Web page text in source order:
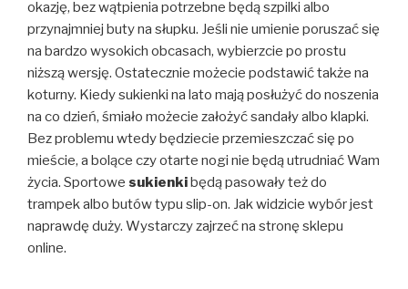
okazję, bez wątpienia potrzebne będą szpilki albo
przynajmniej buty na słupku. Jeśli nie umienie poruszać się
na bardzo wysokich obcasach, wybierzcie po prostu
niższą wersję. Ostatecznie możecie podstawić także na
koturny. Kiedy sukienki na lato mają posłużyć do noszenia
na co dzień, śmiało możecie założyć sandały albo klapki.
Bez problemu wtedy będziecie przemieszczać się po
mieście, a bolące czy otarte nogi nie będą utrudniać Wam
życia. Sportowe sukienkibędą pasowały też do
trampek albo butów typu slip-on. Jak widzicie wybór jest
naprawdę duży. Wystarczy zajrzeć na stronę sklepu
online.